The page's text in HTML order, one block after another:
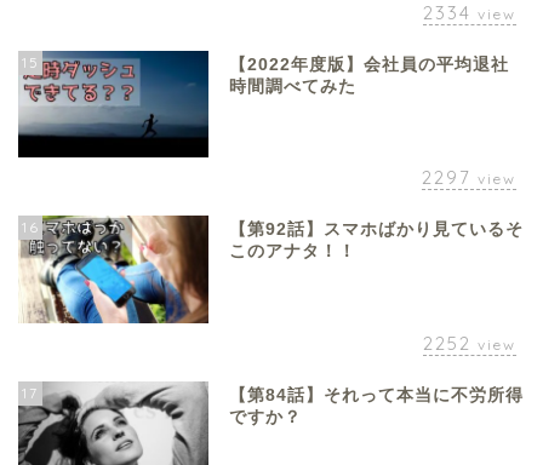
2334 view
15
【2022年度版】会社員の平均退社
時間調べてみた
2297 view
16
【第92話】スマホばかり見ているそ
このアナタ！！
2252 view
17
【第84話】それって本当に不労所得
ですか？